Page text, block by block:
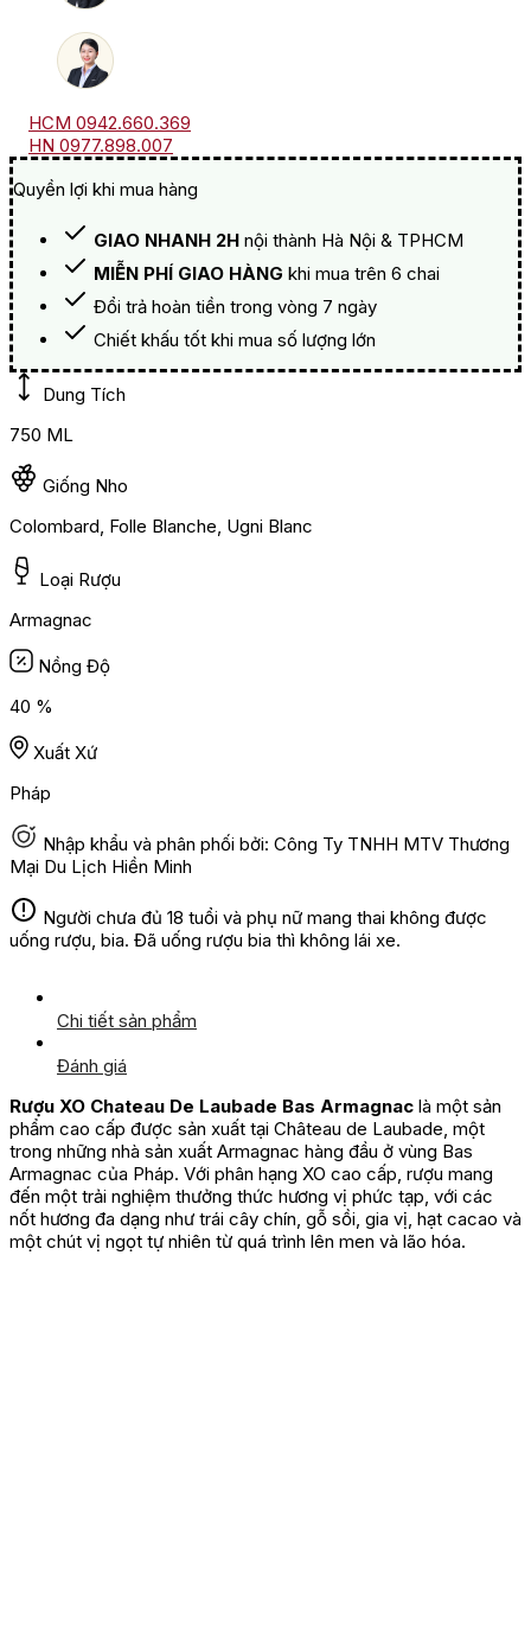
HCM 0942.660.369
HN 0977.898.007
Quyền lợi khi mua hàng
GIAO NHANH 2H nội thành Hà Nội & TPHCM
MIỄN PHÍ GIAO HÀNG khi mua trên 6 chai
Đổi trả hoàn tiền trong vòng 7 ngày
Chiết khấu tốt khi mua số lượng lớn
Dung Tích
750 ML
Giống Nho
Colombard, Folle Blanche, Ugni Blanc
Loại Rượu
Armagnac
Nồng Độ
40 %
Xuất Xứ
Pháp
Nhập khẩu và phân phối bởi: Công Ty TNHH MTV Thương
Mại Du Lịch Hiền Minh
Người chưa đủ 18 tuổi và phụ nữ mang thai không được
uống rượu, bia. Đã uống rượu bia thì không lái xe.
Chi tiết sản phẩm
Đánh giá
Rượu XO Chateau De Laubade Bas Armagnac là một sản
phẩm cao cấp được sản xuất tại Château de Laubade, một
trong những nhà sản xuất Armagnac hàng đầu ở vùng Bas
Armagnac của Pháp. Với phân hạng XO cao cấp, rượu mang
đến một trải nghiệm thưởng thức hương vị phức tạp, với các
nốt hương đa dạng như trái cây chín, gỗ sồi, gia vị, hạt cacao và
một chút vị ngọt tự nhiên từ quá trình lên men và lão hóa.